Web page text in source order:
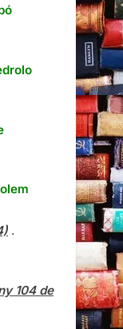
.
104 de